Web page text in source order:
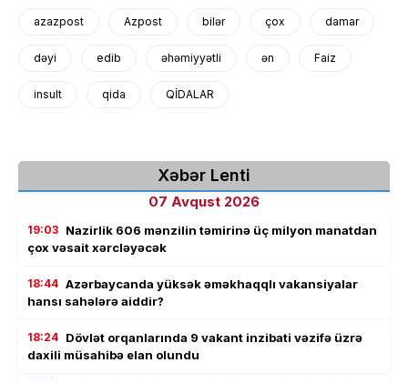
azazpost Azpost bilər çox damar
dəyi edib əhəmiyyətli ən Faiz
insult qida QİDALAR
Xəbər Lenti
07 Avqust 2026
19:03 Nazirlik 606 mənzilin təmirinə üç milyon manatdan
çox vəsait xərcləyəcək
18:44 Azərbaycanda yüksək əməkhaqqlı vakansiyalar
hansı sahələrə aiddir?
18:24 Dövlət orqanlarında 9 vakant inzibati vəzifə üzrə
daxili müsahibə elan olundu